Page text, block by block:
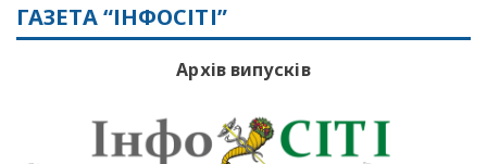
ГАЗЕТА “ІНФОСІТІ”
Архів випусків